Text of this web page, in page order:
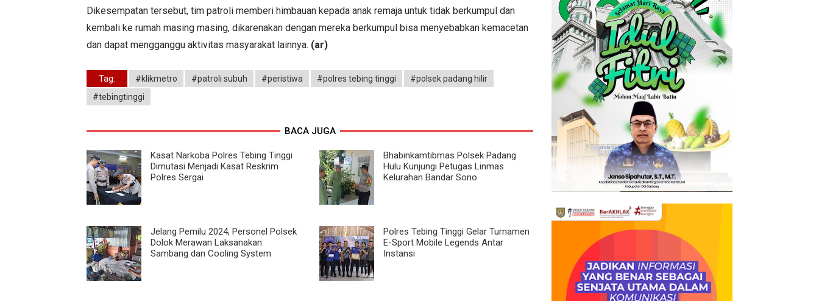
Dikesempatan tersebut, tim patroli memberi himbauan kepada anak remaja untuk tidak berkumpul dan
kembali ke rumah masing masing, dikarenakan dengan mereka berkumpul bisa menyebabkan kemacetan
dan dapat mengganggu aktivitas masyarakat lainnya. (ar)
Tag: #klikmetro #patroli subuh #peristiwa #polres tebing tinggi
#polsek padang hilir
#tebingtinggi
BACA JUGA
Kasat Narkoba Polres Tebing Tinggi
Dimutasi Menjadi Kasat Reskrim
Polres Sergai
Bhabinkamtibmas Polsek Padang
Hulu Kunjungi Petugas Linmas
Kelurahan Bandar Sono
Jelang Pemilu 2024, Personel Polsek
Dolok Merawan Laksanakan
Sambang dan Cooling System
Polres Tebing Tinggi Gelar Turnamen
E-Sport Mobile Legends Antar
Instansi